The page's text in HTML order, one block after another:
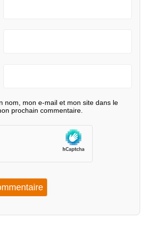
nom, mon e-mail et mon site dans le
prochain commentaire.